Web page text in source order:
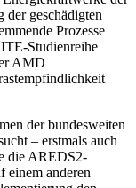
der geschädigten
Prozesse
Studienreihe
AMD
der bundesweiten
– erstmals auch
die AREDS2-
einem anderen